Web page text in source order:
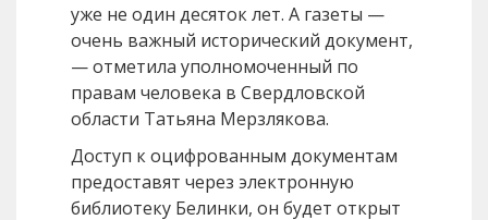
уже не один десяток лет. А газеты —
очень важный исторический документ,
— отметила уполномоченный по
правам человека в Свердловской
области Татьяна Мерзлякова.
Доступ к оцифрованным документам
предоставят через электронную
библиотеку Белинки, он будет открыт